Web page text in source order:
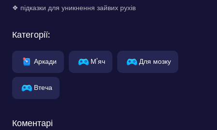
❖ підказки для уникнення зайвих рухів
Категорії:
Аркади М'яч Для мозку
Втеча
Коментарі